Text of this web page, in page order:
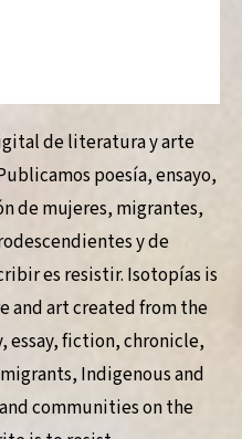
de literatura y arte
poesía, ensayo,
de mujeres, migrantes,
y de
es resistir. Isotopías is
and art created from the
essay, fiction, chronicle,
Indigenous and
communities on the